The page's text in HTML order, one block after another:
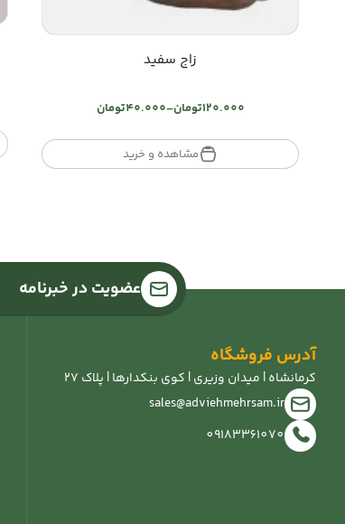
زاج سفید
تومان120.000
– تومان40.000
Price
تومان40.000
through
مشاهده و خرید
عضویت در خبرنامه
آدرس فروشگاه
کرمانشاه | میدان وزیری | کوی بنکدارها | پلاک 27
sales@adviehmehrsam.ir
09183361070